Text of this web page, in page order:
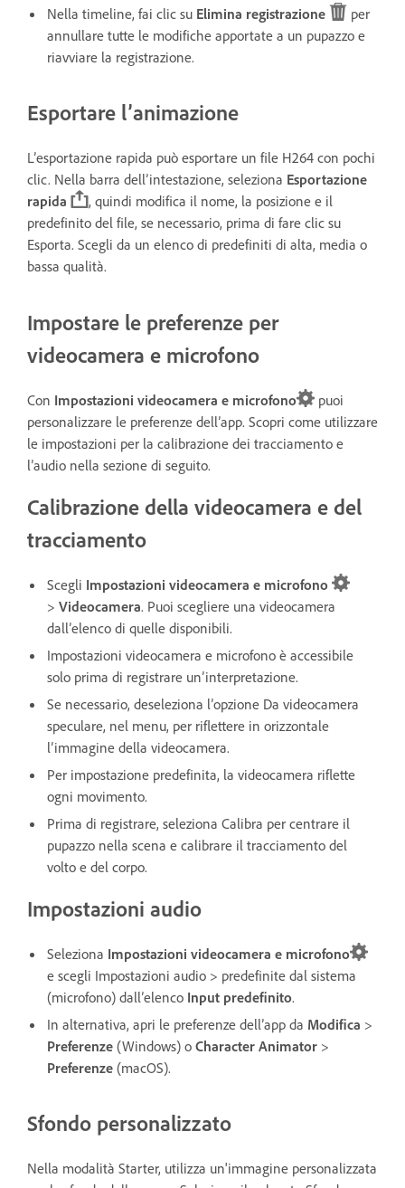
Nella timeline, fai clic su Elimina registrazione
per
annullare tutte le modifiche apportate a un pupazzo e
riavviare la registrazione.
Esportare l’animazione
L’esportazione rapida può esportare un file H264 con pochi
clic. Nella barra dell’intestazione, seleziona Esportazione
rapida
, quindi modifica il nome, la posizione e il
predefinito del file, se necessario, prima di fare clic su
Esporta. Scegli da un elenco di predefiniti di alta, media o
bassa qualità.
Impostare le preferenze per
videocamera e microfono
Con Impostazioni videocamera e microfono
puoi
personalizzare le preferenze dell’app. Scopri come utilizzare
le impostazioni per la calibrazione dei tracciamento e
l’audio nella sezione di seguito.
Calibrazione della videocamera e del
tracciamento
Scegli Impostazioni videocamera e microfono
> Videocamera. Puoi scegliere una videocamera
dall’elenco di quelle disponibili.
Impostazioni videocamera e microfono è accessibile
solo prima di registrare un’interpretazione.
Se necessario, deseleziona l’opzione Da videocamera
speculare, nel menu, per riflettere in orizzontale
l’immagine della videocamera.
Per impostazione predefinita, la videocamera riflette
ogni movimento.
Prima di registrare, seleziona Calibra per centrare il
pupazzo nella scena e calibrare il tracciamento del
volto e del corpo.
Impostazioni audio
Seleziona Impostazioni videocamera e microfono
e scegli Impostazioni audio > predefinite dal sistema
(microfono) dall’elenco Input predefinito.
In alternativa, apri le preferenze dell’app da Modifica >
Preferenze (Windows) o Character Animator >
Preferenze (macOS).
Sfondo personalizzato
Nella modalità Starter, utilizza un'immagine personalizzata